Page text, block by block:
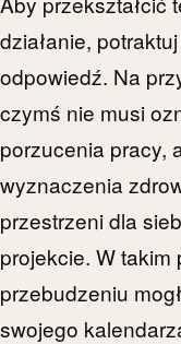
działanie,
odpowiedź. Na
czymś nie musi
porzucenia pracy,
wyznaczenia
przestrzeni dla
projekcie. W takim
przebudzeniu
swojego